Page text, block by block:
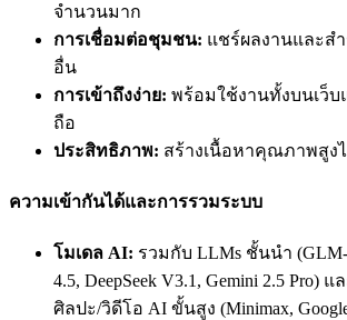
จำนวนมาก
การเชื่อมต่อชุมชน: แชร์ผลงานและส
อื่น
การเข้าถึงง่าย: พร้อมใช้งานทั้งบนเว็
ถือ
ประสิทธิภาพ: สร้างเนื้อหาคุณภาพสูงไ
ความเข้ากันได้และการรวมระบบ
โมเดล AI: รวมกับ LLMs ชั้นนำ (GLM-
4.5, DeepSeek V3.1, Gemini 2.5 Pro)
ศิลปะ/วิดีโอ AI ขั้นสูง (Minimax,